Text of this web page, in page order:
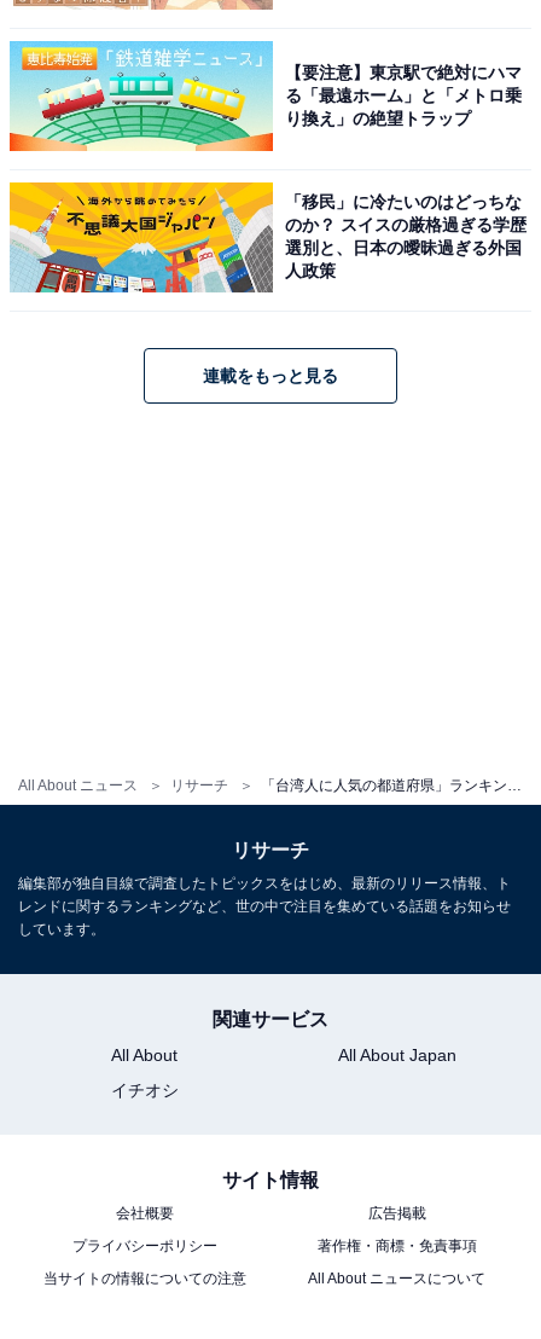
All About ニュース リサーチ
【要注意】東京駅で絶対にハマ
る「最遠ホーム」と「メトロ乗
り換え」の絶望トラップ
「移民」に冷たいのはどっちな
のか？ スイスの厳格過ぎる学歴
選別と、日本の曖昧過ぎる外国
人政策
連載をもっと見る
リサーチ
編集部が独自目線で調査したトピックスをはじめ、最新のリリース情報、ト
レンドに関するランキングなど、世の中で注目を集めている話題をお知らせ
しています。
関連サービス
All About
All About Japan
イチオシ
サイト情報
会社概要
広告掲載
プライバシーポリシー
著作権・商標・免責事項
当サイトの情報についての注意
All About ニュースについて